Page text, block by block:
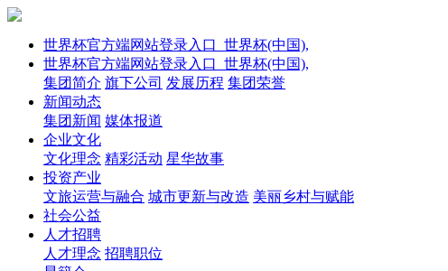
世界杯官方端网站登录入口_世界杯(中国),
世界杯官方端网站登录入口_世界杯(中国),
集团简介 旗下公司 发展历程 集团荣誉
新闻动态
集团新闻 媒体报道
企业文化
文化理念 精彩活动 星华故事
投资产业
文旅运营与融合 城市更新与改造 美丽乡村与赋能
社会公益
人才招聘
人才理念 招聘职位